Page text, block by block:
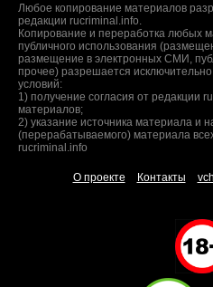
Любое копирование материалов
редакции rucriminal.info.
Копирование и переработка любых
публичного использования
размещение в электронных СМИ,
прочее) разрешается
условий:
1) получение согласия от редакции
материалов;
2) указание источника материала и
(перерабатываемого) материала
rucriminal.info
О проекте Контакты